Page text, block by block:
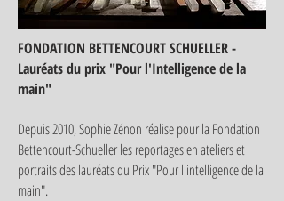
FONDATION BETTENCOURT SCHUELLER -
Lauréats du prix "Pour l'Intelligence de la
main"
Depuis 2010, Sophie Zénon réalise pour la Fondation
Bettencourt-Schueller les reportages en ateliers et
portraits des lauréats du Prix "Pour l'intelligence de la
main".